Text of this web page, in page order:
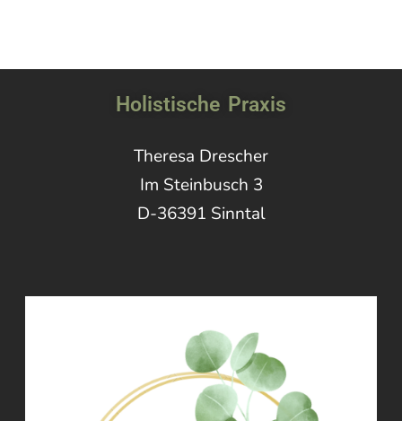
Holistische Praxis
Theresa Drescher
Im Steinbusch 3
D-36391 Sinntal